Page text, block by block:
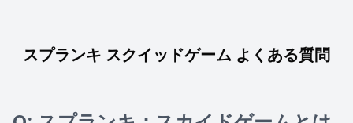
スプランキ スクイッドゲーム よくある質問